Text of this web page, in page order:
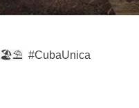
🏖️⛱ #CubaUnica